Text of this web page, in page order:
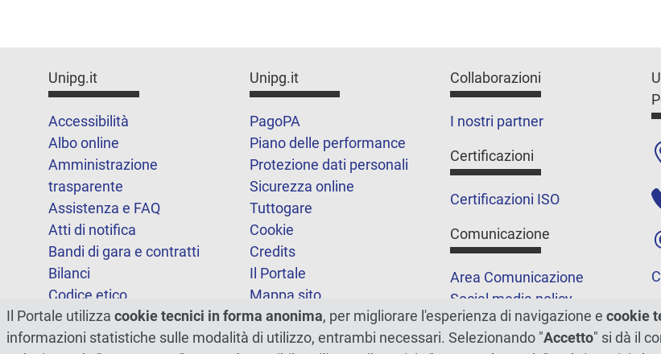
Unipg.it
Accessibilità
Albo online
Amministrazione
trasparente
Assistenza e FAQ
Atti di notifica
Bandi di gara e contratti
Bilanci
Codice etico
FOIA
Note legali
Unipg.it
PagoPA
Piano delle performance
Protezione dati personali
Sicurezza online
Tuttogare
Cookie
Credits
Il Portale
Mappa sito
Statistiche
Dichiarazione di
Collaborazioni
I nostri partner
Certificazioni
Certificazioni ISO
Comunicazione
Area Comunicazione
Social media policy
Podcast
Merchandising e shop
Il Portale utilizza cookie tecnici in forma anonima, per migliorare l'esperienza di navigazione e cookie
informazioni statistiche sulle modalità di utilizzo, entrambi necessari. Selezionando "Accetto" si dà il